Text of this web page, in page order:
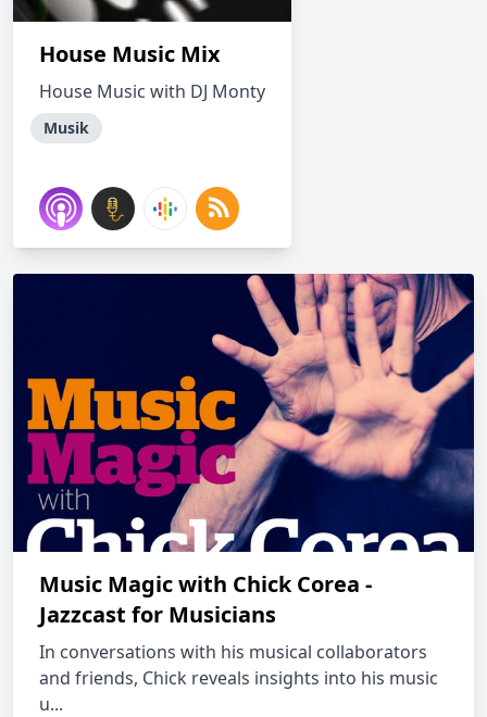
House Music Mix
House Music with DJ Monty
Musik
Music Magic with Chick Corea -
Jazzcast for Musicians
In conversations with his musical collaborators
and friends, Chick reveals insights into his music
u...